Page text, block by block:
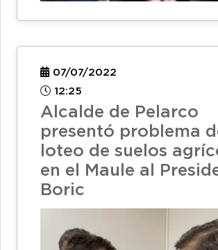
07/07/2022
12:25
Alcalde de Pelarco
presentó problema
loteo de suelos
en el Maule al
Boric